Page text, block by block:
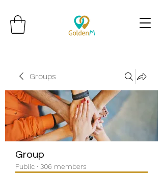
Groups
Group
Public · 306 members